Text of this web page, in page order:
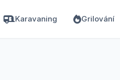
Karavaning Grilování